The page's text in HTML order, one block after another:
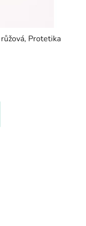
Protetika